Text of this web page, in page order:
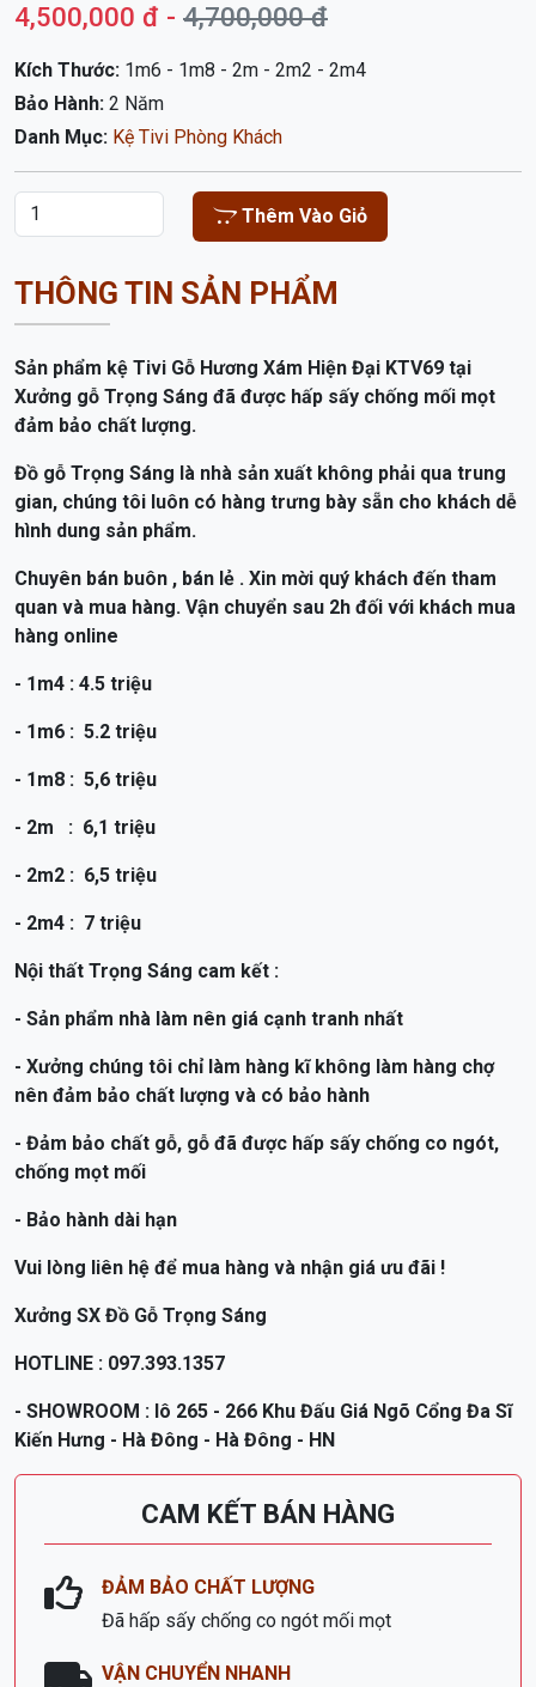
4,500,000 đ - 4,700,000 đ
Kích Thước: 1m6 - 1m8 - 2m - 2m2 - 2m4
Bảo Hành: 2 Năm
Danh Mục: Kệ Tivi Phòng Khách
Thêm Vào Giỏ
THÔNG TIN SẢN PHẨM
Sản phẩm kệ Tivi Gỗ Hương Xám Hiện Đại KTV69 tại
Xưởng gỗ Trọng Sáng đã được hấp sấy chống mối mọt
đảm bảo chất lượng.
Đồ gỗ Trọng Sáng là nhà sản xuất không phải qua trung
gian, chúng tôi luôn có hàng trưng bày sẵn cho khách dễ
hình dung sản phẩm.
Chuyên bán buôn , bán lẻ . Xin mời quý khách đến tham
quan và mua hàng. Vận chuyển sau 2h đối với khách mua
hàng online
- 1m4 : 4.5 triệu
- 1m6 : 5.2 triệu
- 1m8 : 5,6 triệu
- 2m : 6,1 triệu
- 2m2 : 6,5 triệu
- 2m4 : 7 triệu
Nội thất Trọng Sáng cam kết :
- Sản phẩm nhà làm nên giá cạnh tranh nhất
- Xưởng chúng tôi chỉ làm hàng kĩ không làm hàng chợ
nên đảm bảo chất lượng và có bảo hành
- Đảm bảo chất gỗ, gỗ đã được hấp sấy chống co ngót,
chống mọt mối
- Bảo hành dài hạn
Vui lòng liên hệ để mua hàng và nhận giá ưu đãi !
Xưởng SX Đồ Gỗ Trọng Sáng
HOTLINE : 097.393.1357
- SHOWROOM : lô 265 - 266 Khu Đấu Giá Ngõ Cổng Đa Sĩ
Kiến Hưng - Hà Đông - Hà Đông - HN
CAM KẾT BÁN HÀNG
ĐẢM BẢO CHẤT LƯỢNG
Đã hấp sấy chống co ngót mối mọt
VẬN CHUYỂN NHANH